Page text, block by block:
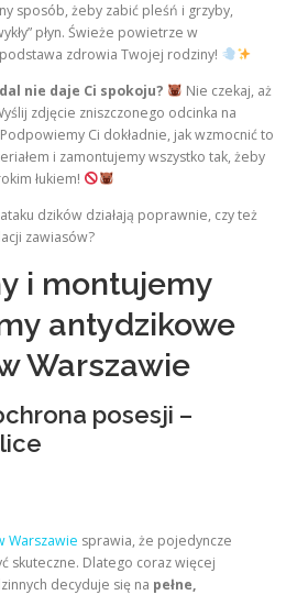
sposób, żeby zabić pleśń i grzyby,
płyn. Świeże powietrze w
zdrowia Twojej rodziny!
nie daje Ci spokoju?
Nie czekaj, aż
zdjęcie zniszczonego odcinka na
Ci dokładnie, jak wzmocnić to
i zamontujemy wszystko tak, żeby
łukiem!
dzików działają poprawnie, czy też
zawiasów?
i montujemy
antydzikowe
Warszawie
posesji –
Warszawie sprawia, że pojedyncze
skuteczne. Dlatego coraz więcej
decyduje się na pełne,